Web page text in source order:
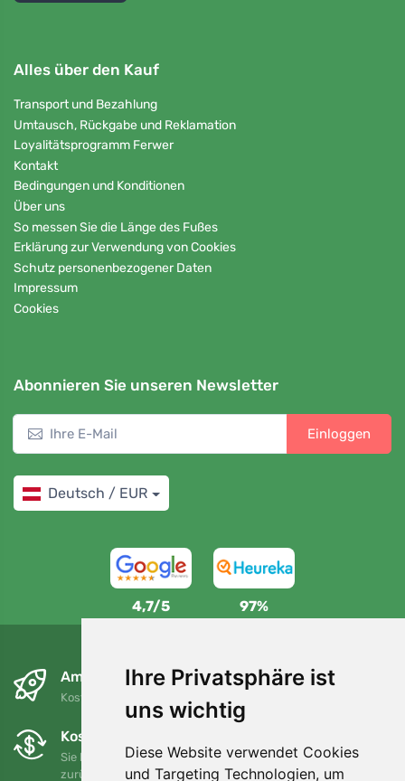
Ihre Privatsphäre ist
uns wichtig
Diese Website verwendet Cookies
und Targeting Technologien, um
Alles über den Kauf
Transport und Bezahlung
Umtausch, Rückgabe und Reklamation
Loyalitätsprogramm Ferwer
Kontakt
Bedingungen und Konditionen
Über uns
So messen Sie die Länge des Fußes
Erklärung zur Verwendung von Cookies
Schutz personenbezogener Daten
Impressum
Cookies
Abonnieren Sie unseren Newsletter
Einloggen
Deutsch / EUR
4,7/5 97%
Am nächsten Tag und kostenlos
Kostenloser Versand für Bestellungen über 80 EUR
Kostenloser Umtausch und Rückgabe
Sie können Ihre Bestellung jederzeit innerhalb von 90 Tagen
zurückgeben oder umtauschen.